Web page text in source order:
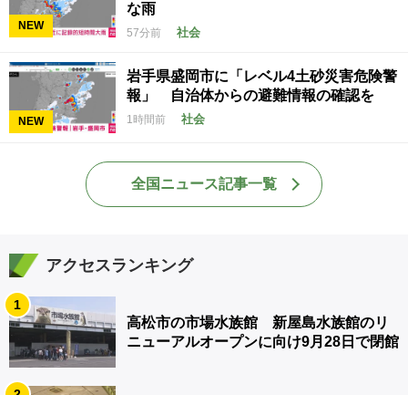
NEW
な雨
57分前 社会
NEW
岩手県盛岡市に「レベル4土砂災害危険警
報」 自治体からの避難情報の確認を
1時間前 社会
全国ニュース記事一覧
アクセスランキング
1
高松市の市場水族館 新屋島水族館のリ
ニューアルオープンに向け9月28日で閉館